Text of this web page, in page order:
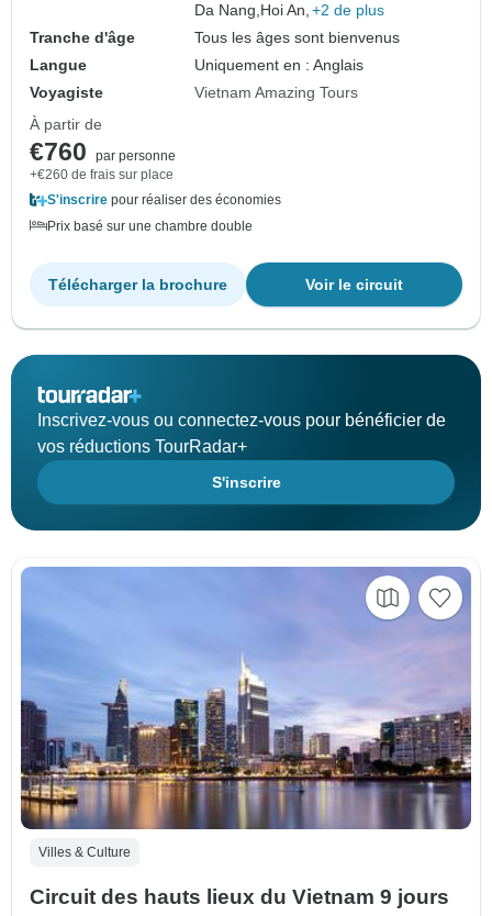
Da Nang, Hoi An, +2 de plus
Tranche d'âge
Tous les âges sont bienvenus
Langue
Uniquement en : Anglais
Voyagiste
Vietnam Amazing Tours
À partir de
€760
par personne
+€260 de frais sur place
S'inscrire pour réaliser des économies
Prix basé sur une chambre double
Voir le circuit
Télécharger la brochure
Inscrivez-vous ou connectez-vous pour bénéficier de
vos réductions TourRadar+
S'inscrire
Villes & Culture
Circuit des hauts lieux du Vietnam 9 jours